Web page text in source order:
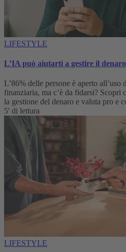
LIFESTYLE
L’IA può aiutarti a gestire il
L’86% delle persone è aperto
finanziaria, ma c’è da fidarsi? Scopri
la gestione del denaro e valuta pro e
5' di lettura
LIFESTYLE